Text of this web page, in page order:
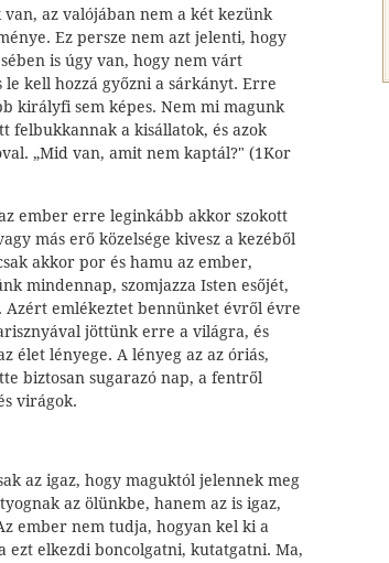
az valójában nem a két kezünk
Ez persze nem azt jelenti, hogy
is úgy van, hogy nem várt
kell hozzá győzni a sárkányt. Erre
királyfi sem képes. Nem mi magunk
felbukkannak a kisállatok, és azok
„Mid van, amit nem kaptál?" (1Kor
ember erre leginkább akkor szokott
más erő közelsége kivesz a kezéből
akkor por és hamu az ember,
mindennap, szomjazza Isten esőjét,
Azért emlékeztet bennünket évről évre
jöttünk erre a világra, és
élet lényege. A lényeg az az óriás,
biztosan sugarazó nap, a fentről
virágok.
az igaz, hogy maguktól jelennek meg
az ölünkbe, hanem az is igaz,
ember nem tudja, hogyan kel ki a
ezt elkezdi boncolgatni, kutatgatni. Ma,